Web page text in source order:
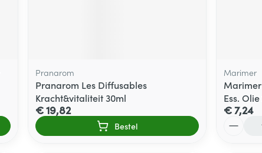
Pranarom
Pranarom Les Diffusables
Kracht&vitaliteit 30ml
€ 19,82
Bestel
Marimer
Ess.
€ 7,24